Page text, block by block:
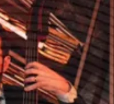
e città
Paolo
città